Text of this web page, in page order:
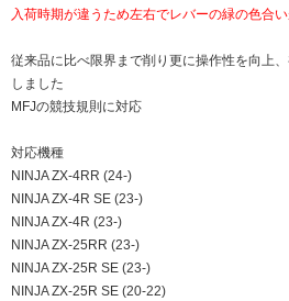
入荷時期が違うため左右でレバーの緑の色合
従来品に比べ限界まで削り更に操作性を向上
しました
MFJの競技規則に対応
対応機種
NINJA ZX-4RR (24-)
NINJA ZX-4R SE (23-)
NINJA ZX-4R (23-)
NINJA ZX-25RR (23-)
NINJA ZX-25R SE (23-)
NINJA ZX-25R SE (20-22)